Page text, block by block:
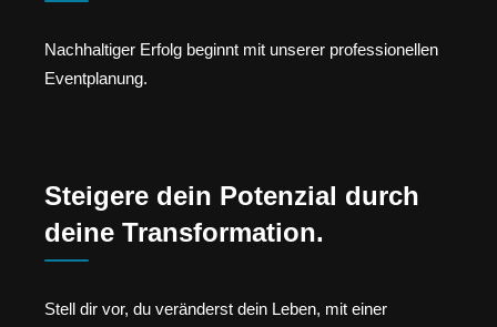
Nachhaltiger Erfolg beginnt mit unserer professionellen
Eventplanung.
Steigere dein Potenzial durch
deine Transformation.
Stell dir vor, du veränderst dein Leben, mit einer